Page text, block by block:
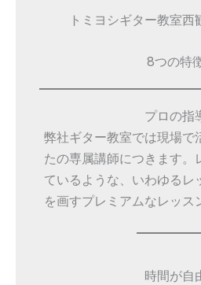
トミヨシギター教室西
8つの特
プロの指
弊社ギター教室では現場で
たの専属講師につきます。
ているような、いわゆるレ
を画すプレミアムなレッス
時間が自